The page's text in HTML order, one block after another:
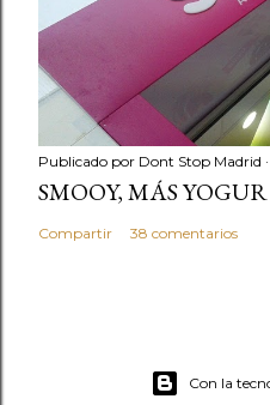
Publicado por Dont Stop Madrid
SMOOY, MÁS
Compartir 38 comentarios
Con la